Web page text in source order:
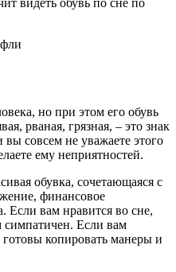
но при этом его обувь
рваная, грязная, – это знак
совсем не уважаете этого
ему неприятностей.
обувка, сочетающаяся с
финансовое
Если вам нравится во сне,
симпатичен. Если вам
копировать манеры и